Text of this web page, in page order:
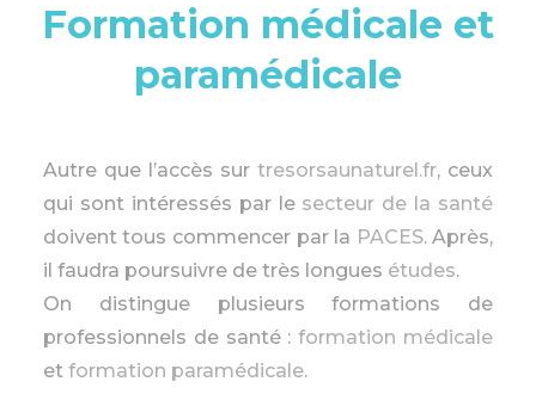
Formation médicale et
paramédicale
Autre que l’accès surtresorsaunaturel.fr, ceux
qui sont intéressés par le secteur de la santé
doivent tous commencer par la PACES. Après,
il faudra poursuivre de très longues études.
On distingue plusieurs formations de
professionnels de santé :formation médicale
et formation paramédicale.